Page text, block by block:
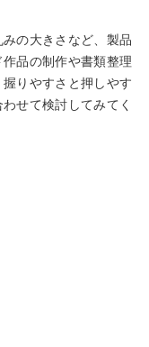
の大きさなど、製品
品の制作や書類整理
りやすさと押しやす
せて検討してみてく